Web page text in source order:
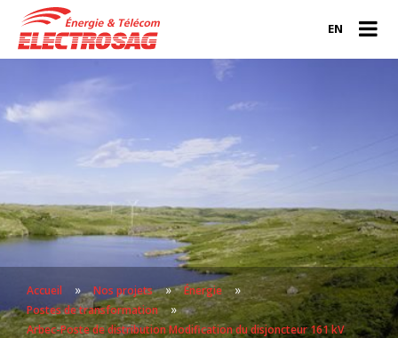
EN
Accueil » Nos projets » Énergie »
Postes de transformation »
Arbec-Poste de distribution Modification du disjoncteur 161 kV